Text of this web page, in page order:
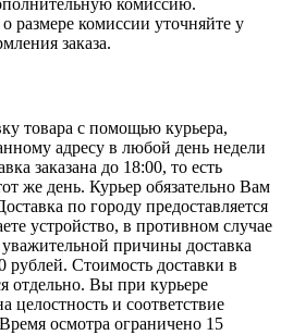
комиссии уточняйте у
заказа.
товара с помощью курьера,
адресу в любой день недели
заказана до 18:00, то есть
же день. Курьер обязательно Вам
по городу предоставляется
устройство, в противном случае
причины доставка
рублей. Стоимость доставки в
отдельно. Вы при курьере
целостность и соответствие
осмотра ограничено 15